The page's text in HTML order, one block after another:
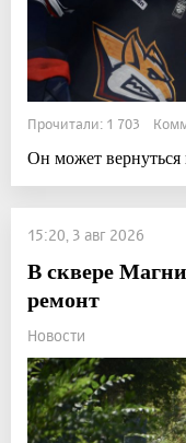
Прочитали: 1 703
Он может вернуться
15:20, 3 авг 2026
В сквере
ремонт
Новости